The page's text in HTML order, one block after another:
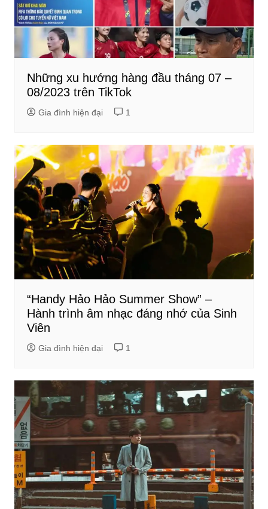
Những xu hướng hàng đầu tháng 07 –
08/2023 trên TikTok
Gia đình hiện đại 1
“Handy Hảo Hảo Summer Show” –
Hành trình âm nhạc đáng nhớ của Sinh
Viên
Gia đình hiện đại 1